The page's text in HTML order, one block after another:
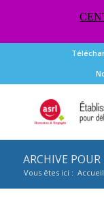
ARCHIVE
Vous êtes ici : Accueil